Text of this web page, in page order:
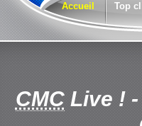
Accueil Top
CMCLive !-